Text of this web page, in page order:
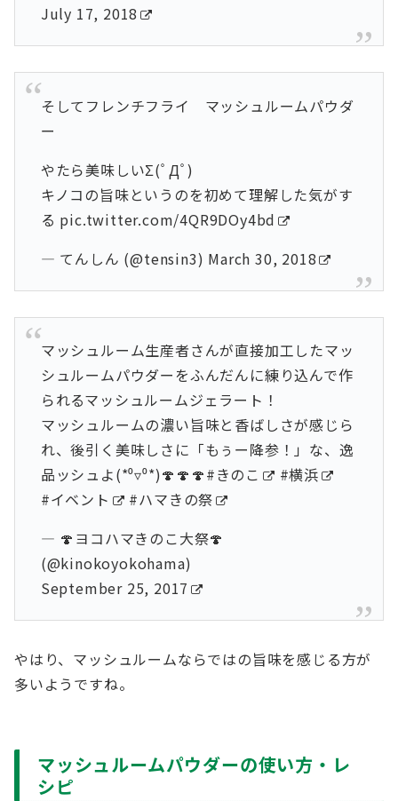
July 17, 2018
そしてフレンチフライ マッシュルームパウダ
ー
やたら美味しいΣ(ﾟДﾟ)
キノコの旨味というのを初めて理解した気がす
る pic.twitter.com/4QR9DOy4bd
— てんしん (@tensin3) March 30, 2018
マッシュルーム生産者さんが直接加工したマッ
シュルームパウダーをふんだんに練り込んで作
られるマッシュルームジェラート！
マッシュルームの濃い旨味と香ばしさが感じら
れ、後引く美味しさに「もぅー降参！」な、逸
品ッシュよ(*⁰▿⁰*)🍄🍄🍄#きのこ
#横浜
#イベント
#ハマきの祭
— 🍄ヨコハマきのこ大祭🍄
(@kinokoyokohama)
September 25, 2017
やはり、マッシュルームならではの旨味を感じる方が
多いようですね。
マッシュルームパウダーの使い方・レ
シピ